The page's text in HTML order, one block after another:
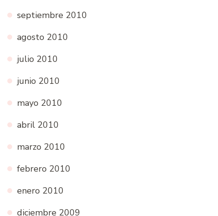
septiembre 2010
agosto 2010
julio 2010
junio 2010
mayo 2010
abril 2010
marzo 2010
febrero 2010
enero 2010
diciembre 2009